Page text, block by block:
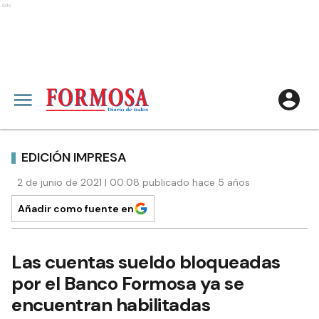
Ads
EDICIÓN IMPRESA
2 de junio de 2021 | 00:08 publicado hace 5 años
Añadir como fuente en
Las cuentas sueldo bloqueadas
por el Banco Formosa ya se
encuentran habilitadas